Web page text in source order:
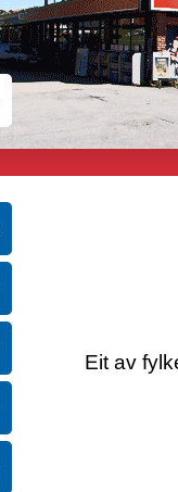
Eit av